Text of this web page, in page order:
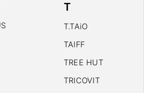
T
T.TAiO
TAIFF
TREE HUT
TRICOVIT